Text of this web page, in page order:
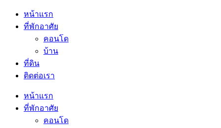
หน้าแรก
ที่พักอาศัย
คอนโด
บ้าน
ที่ดิน
ติดต่อเรา
หน้าแรก
ที่พักอาศัย
คอนโด